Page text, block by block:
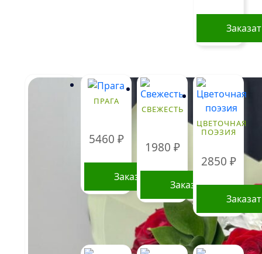
ПРАГА
5460 ₽
Заказать
СВЕЖЕСТЬ
1980 ₽
Заказать
ЦВЕТОЧНАЯ
ПОЭЗИЯ
2850 ₽